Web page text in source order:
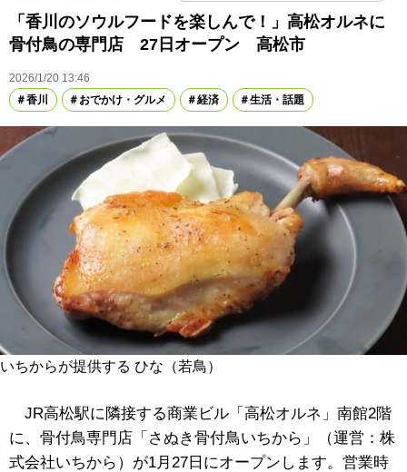
「香川のソウルフードを楽しんで！」高松オルネに
骨付鳥の専門店 27日オープン 高松市
2026/1/20 13:46
香川
おでかけ・グルメ 経済 生活・話題
いちからが提供する ひな（若鳥）
JR高松駅に隣接する商業ビル「高松オルネ」南館2階
に、骨付鳥専門店「さぬき骨付鳥いちから」（運営：株
式会社いちから）が1月27日にオープンします。営業時